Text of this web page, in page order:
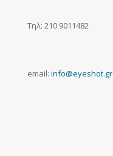
Τηλ: 210 9011482
email: info@eyeshot.gr